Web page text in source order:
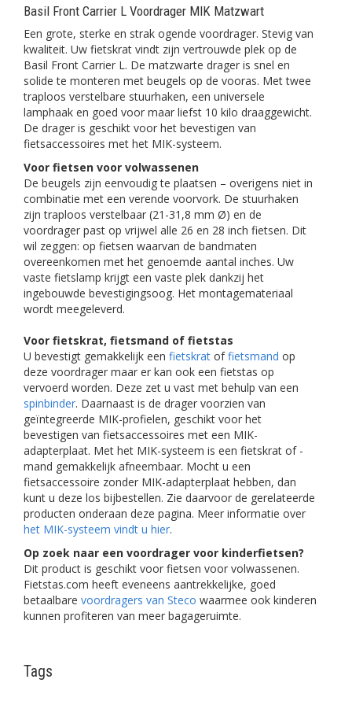
Basil Front Carrier L Voordrager MIK Matzwart
Een grote, sterke en strak ogende voordrager. Stevig van
kwaliteit. Uw fietskrat vindt zijn vertrouwde plek op de
Basil Front Carrier L. De matzwarte drager is snel en
solide te monteren met beugels op de vooras. Met twee
traploos verstelbare stuurhaken, een universele
lamphaak en goed voor maar liefst 10 kilo draaggewicht.
De drager is geschikt voor het bevestigen van
fietsaccessoires met het MIK-systeem.
Voor fietsen voor volwassenen
De beugels zijn eenvoudig te plaatsen – overigens niet in
combinatie met een verende voorvork. De stuurhaken
zijn traploos verstelbaar (21-31,8 mm Ø) en de
voordrager past op vrijwel alle 26 en 28 inch fietsen. Dit
wil zeggen: op fietsen waarvan de bandmaten
overeenkomen met het genoemde aantal inches. Uw
vaste fietslamp krijgt een vaste plek dankzij het
ingebouwde bevestigingsoog. Het montagemateriaal
wordt meegeleverd.
Voor fietskrat, fietsmand of fietstas
U bevestigt gemakkelijk een fietskrat offietsmand op
deze voordrager maar er kan ook een fietstas op
vervoerd worden. Deze zet u vast met behulp van een
spinbinder. Daarnaast is de drager voorzien van
geïntegreerde MIK-profielen, geschikt voor het
bevestigen van fietsaccessoires met een MIK-
adapterplaat. Met het MIK-systeem is een fietskrat of -
mand gemakkelijk afneembaar. Mocht u een
fietsaccessoire zonder MIK-adapterplaat hebben, dan
kunt u deze los bijbestellen. Zie daarvoor de gerelateerde
producten onderaan deze pagina. Meer informatie over
het MIK-systeem vindt u hier.
Op zoek naar een voordrager voor kinderfietsen?
Dit product is geschikt voor fietsen voor volwassenen.
Fietstas.com heeft eveneens aantrekkelijke, goed
betaalbare voordragers van Steco waarmee ook kinderen
kunnen profiteren van meer bagageruimte.
Tags